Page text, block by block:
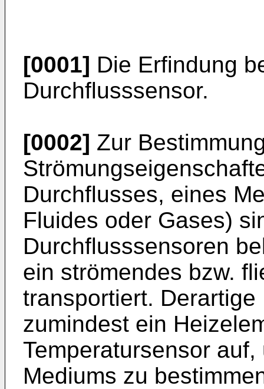
[0001] Die Erfindung
Durchflusssensor.
[0002] Zur
Durchflusses, eines
Fluides oder Gases)
Durchflusssensoren
ein strömendes bzw.
transportiert.
zumindest ein
Temperatursensor
Mediums zu